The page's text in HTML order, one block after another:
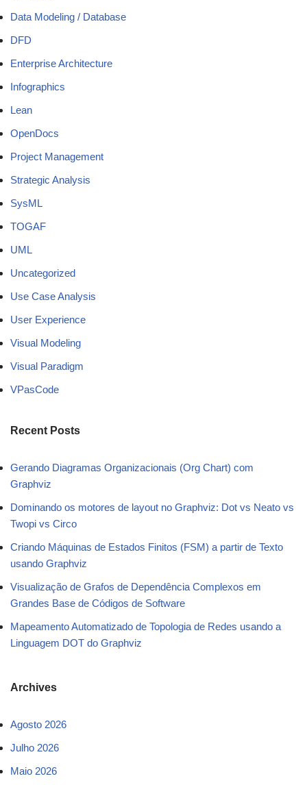
Data Modeling / Database
DFD
Enterprise Architecture
Infographics
Lean
OpenDocs
Project Management
Strategic Analysis
SysML
TOGAF
UML
Uncategorized
Use Case Analysis
User Experience
Visual Modeling
Visual Paradigm
VPasCode
Recent Posts
Gerando Diagramas Organizacionais (Org Chart) com
Graphviz
Dominando os motores de layout no Graphviz: Dot vs Neato vs
Twopi vs Circo
Criando Máquinas de Estados Finitos (FSM) a partir de Texto
usando Graphviz
Visualização de Grafos de Dependência Complexos em
Grandes Base de Códigos de Software
Mapeamento Automatizado de Topologia de Redes usando a
Linguagem DOT do Graphviz
Archives
Agosto 2026
Julho 2026
Maio 2026